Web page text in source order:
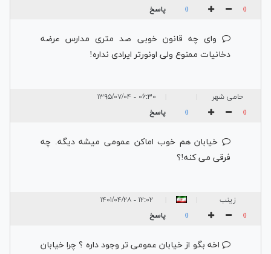
0
0 پاسخ
وای چه قانون خوبی صد متری مدارس عرضه
دخانیات ممنوع ولی اونورتر ایرادی نداره!
حامی شهر ۰۶:۳۰ - ۱۳۹۵/۰۷/۰۴
0
0 پاسخ
خیابان هم خوب اماکن عمومی میشه دیگه. چه
فرقی می کنه!؟
زینب ۱۲:۰۲ - ۱۴۰۱/۰۴/۲۸
0
0 پاسخ
اخه بگو از خیابان عمومی تر وجود داره ؟ چرا خیابان